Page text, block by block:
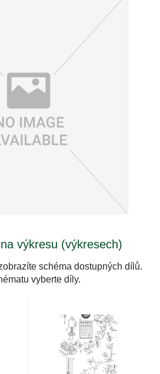
výkresu (výkresech)
schéma dostupných dílů.
vyberte díly.